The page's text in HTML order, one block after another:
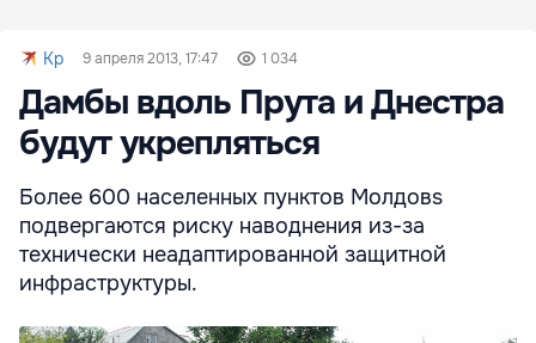
Kp 9 апреля 2013, 17:47 1 034
Дамбы вдоль Прута и Днестра
будут укрепляться
Более 600 населенных пунктов Молдовs
подвергаются риску наводнения из-за
технически неадаптированной защитной
инфраструктуры.